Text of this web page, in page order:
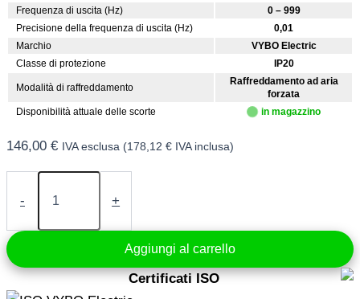
Frequenza di uscita (Hz)
0 – 999
Precisione della frequenza di uscita (Hz)
0,01
Marchio
VYBO Electric
Classe di protezione
IP20
Modalità di raffreddamento
Raffreddamento ad aria
forzata
Disponibilità attuale delle scorte
in magazzino
146,00 € IVA esclusa (178,12 € IVA inclusa)
-
Convertitore
frequenza
0,4
kW
400V
(A550
Plus-
+
Aggiungi al carrello
Certificati ISO